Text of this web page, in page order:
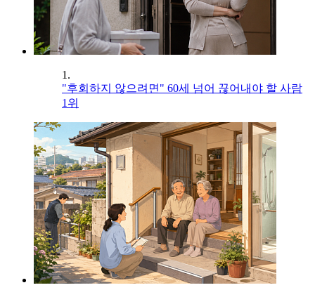
1.
"후회하지 않으려면" 60세 넘어 끊어내야 할 사람
1위